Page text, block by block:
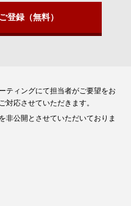
登録（無料）
ティングにて担当者がご要望をお
対応させていただきます。
非公開とさせていただいておりま